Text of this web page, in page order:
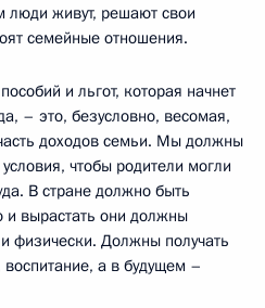
люди живут, решают свои
семейные отношения.
и льгот, которая начнет
– это, безусловно, весомая,
доходов семьи. Мы должны
чтобы родители могли
В стране должно быть
и вырастать они должны
физически. Должны получать
а в будущем –